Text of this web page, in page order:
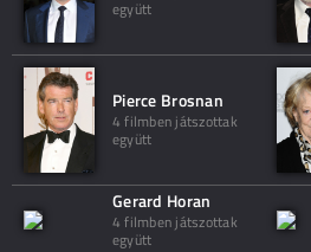
együtt
Pierce Brosnan
4 filmben játszottak
együtt
Gerard Horan
4 filmben játszottak
együtt